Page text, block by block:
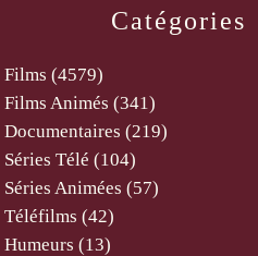
Catégories
Films (4579)
Films Animés (341)
Documentaires (219)
Séries Télé (104)
Séries Animées (57)
Téléfilms (42)
Humeurs (13)